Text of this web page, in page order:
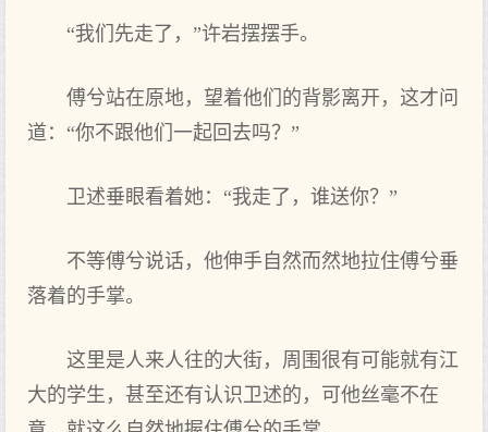
“我们先走了，”许岩摆摆手。
傅兮站在原地，望着他们的背影离开，这才问
道：“你不跟他们一起回去吗？”
卫述垂眼看着她：“我走了，谁送你？”
不等傅兮说话，他伸手自然而然地拉住傅兮垂
落着的手掌。
这里是人来人往的大街，周围很有可能就有江
大的学生，甚至还有认识卫述的，可他丝毫不在